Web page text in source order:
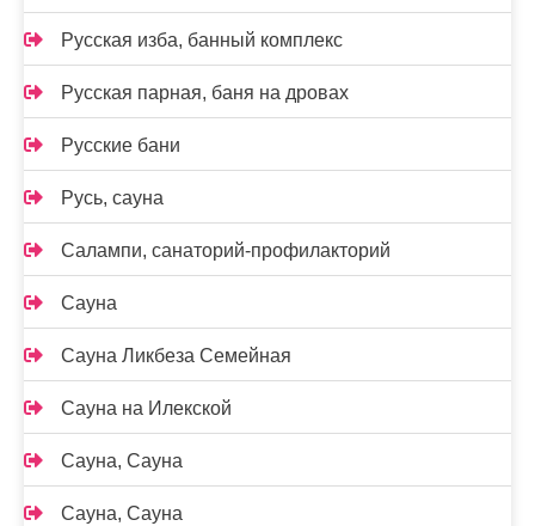
Русская изба, банный комплекс
Русская парная, баня на дровах
Русские бани
Русь, сауна
Салампи, санаторий-профилакторий
Сауна
Сауна Ликбеза Семейная
Сауна на Илекской
Сауна, Сауна
Сауна, Сауна